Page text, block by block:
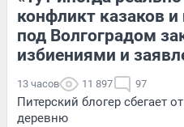
конфликт казаков
под Волгоградом
избиениями и
13 часов 11 897 97
Питерский блогер сбегает
деревню